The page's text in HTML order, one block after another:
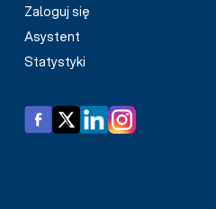
Zaloguj się
Asystent
Statystyki